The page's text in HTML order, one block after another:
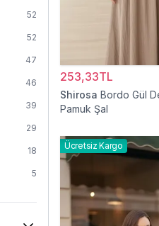
52
52
47
46
39
29
18
5
253,33TL
Shirosa Bordo Gül
Pamuk Şal
Ücretsiz Kargo